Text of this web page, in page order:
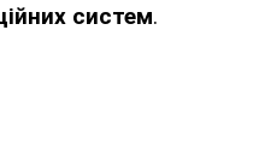
систем.